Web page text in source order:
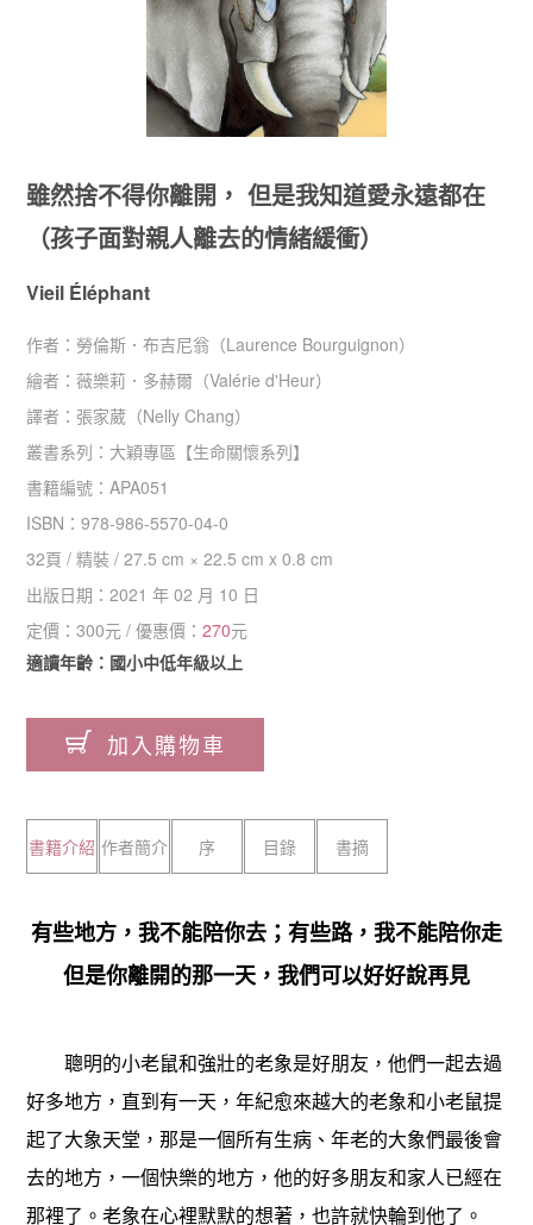
雖然捨不得你離開， 但是我知道愛永遠都在
（孩子面對親人離去的情緒緩衝）
Vieil Éléphant
作者： 勞倫斯．布吉尼翁（Laurence Bourguignon）
繪者：薇樂莉．多赫爾（Valérie d'Heur）
譯者： 張家葳（Nelly Chang）
叢書系列： 大穎專區 【生命關懷系列】
書籍編號：APA051
ISBN：978-986-5570-04-0
32頁 /精裝 /27.5 cm × 22.5 cm x 0.8 cm
出版日期：2021 年 02 月 10 日
定價：300元 / 優惠價：270元
適讀年齡：國小中低年級以上
加入購物車
書籍介紹 作者簡介 序 目錄 書摘
有些地方，我不能陪你去；有些路，我不能陪你走
但是你離開的那一天，我們可以好好說再見
聰明的小老鼠和強壯的老象是好朋友，他們一起去過
好多地方，直到有一天，年紀愈來越大的老象和小老鼠提
起了大象天堂，那是一個所有生病、年老的大象們最後會
去的地方，一個快樂的地方，他的好多朋友和家人已經在
那裡了。老象在心裡默默的想著，也許就快輪到他了。